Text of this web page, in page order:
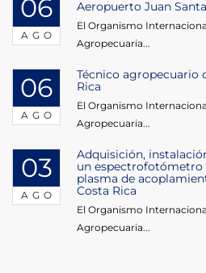
06
AGO
Aeropuerto Juan
El Organismo
Agropecuaria...
06
AGO
Técnico agropecuario
Rica
El Organismo
Agropecuaria...
03
AGO
Adquisición,
un
plasma de
Costa Rica
El Organismo
Agropecuaria...